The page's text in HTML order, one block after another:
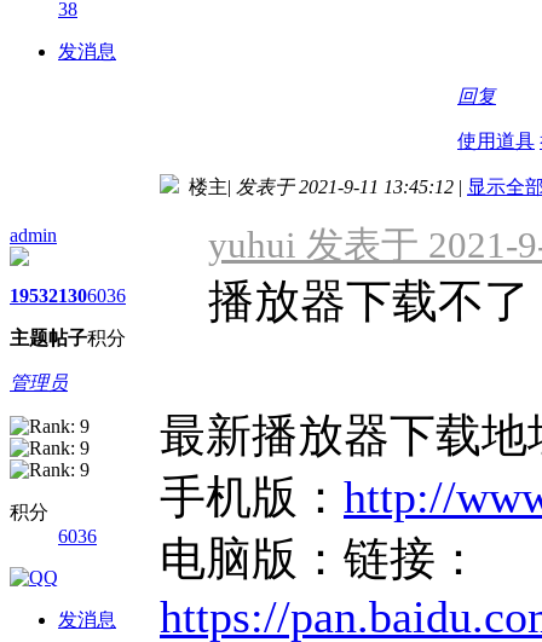
38
发消息
回复
使用道具
admin
1953
主题
2130
帖子
6036
积分
管理员
积分
6036
发消息
楼主| 发表于 2021-9-11 13:45:12 | 显示全
yuhui 发表于 2021-
播放器下载不了
最新播放器下载地
手机版： http://
电脑版：链接：
https://